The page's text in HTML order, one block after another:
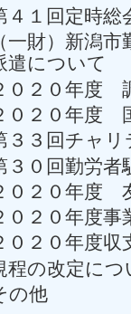
４１回定時総
（一財）新潟
遣について
０２０年度
０２０年度
３３回チャ
３０回勤労者
０２０年度
０２０年度
０２０年度
程の改定につ
の他